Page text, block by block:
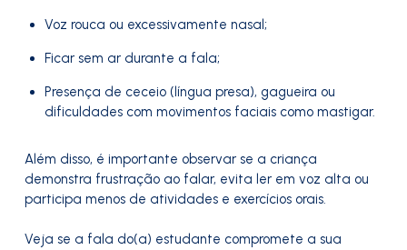
Voz rouca ou excessivamente nasal;
Ficar sem ar durante a fala;
Presença de ceceio (língua presa), gagueira ou
dificuldades com movimentos faciais como mastigar.
Além disso, é importante observar se a criança
demonstra frustração ao falar, evita ler em voz alta ou
participa menos de atividades e exercícios orais.
Veja se a fala do(a) estudante compromete a sua